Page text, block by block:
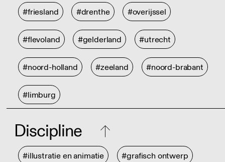
#friesland #drenthe #overijssel
#flevoland #gelderland #utrecht
#noord-holland #zeeland #noord-brabant
#limburg
Discipline
#illustratie en animatie #grafisch ontwerp